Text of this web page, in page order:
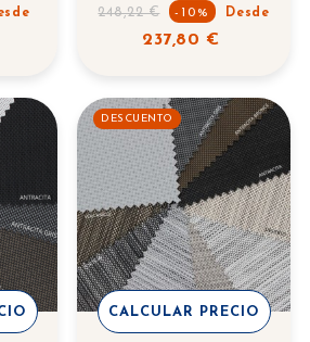
Precio
regular
248,22 € -10% Desde
237,80 €
DESCUENTO
CALCULAR PRECIO